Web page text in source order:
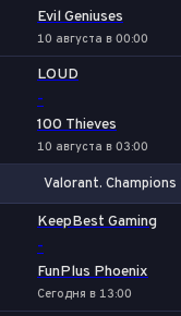
Evil Geniuses
10 августа в 00:00
LOUD
-
100 Thieves
10 августа в 03:00
Valorant. Champions
KeepBest Gaming
-
FunPlus Phoenix
Сегодня в 13:00